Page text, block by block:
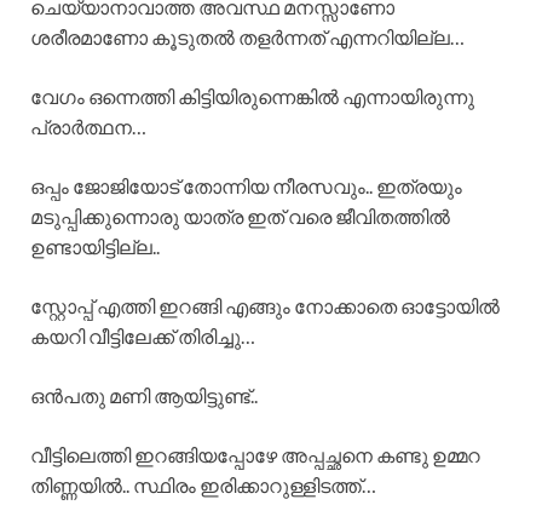
ചെയ്യാനാവാത്ത അവസ്ഥ മനസ്സാണോ
ശരീരമാണോ കൂടുതൽ തളർന്നത് എന്നറിയില്ല…
വേഗം ഒന്നെത്തി കിട്ടിയിരുന്നെങ്കിൽ എന്നായിരുന്നു
പ്രാർത്ഥന…
ഒപ്പം ജോജിയോട് തോന്നിയ നീരസവും.. ഇത്രയും
മടുപ്പിക്കുന്നൊരു യാത്ര ഇത് വരെ ജീവിതത്തിൽ
ഉണ്ടായിട്ടില്ല..
സ്റ്റോപ്പ്‌ എത്തി ഇറങ്ങി എങ്ങും നോക്കാതെ ഓട്ടോയിൽ
കയറി വീട്ടിലേക്ക് തിരിച്ചു…
ഒൻപതു മണി ആയിട്ടുണ്ട്..
വീട്ടിലെത്തി ഇറങ്ങിയപ്പോഴേ അപ്പച്ഛനെ കണ്ടു ഉമ്മറ
തിണ്ണയിൽ.. സ്ഥിരം ഇരിക്കാറുള്ളിടത്ത്…